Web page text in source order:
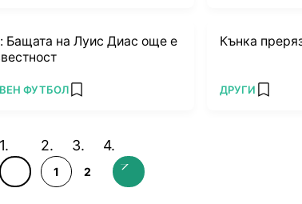
Бащата на Луис Диас още е
ОТ ФУТБОЛ add favorites
Кънка
ПОВЕЧЕ ОТ
ДРУГИ add
1 2